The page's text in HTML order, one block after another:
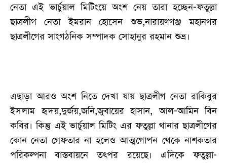
নেতা এই ভার্চুয়াল মিটিংয়ে অংশ নেয় তারা হচ্ছেন-ফতুল্লা
ছাত্রলীগ নেতা ইমরান হোসেন শুভ,নারায়ণগঞ্জ মহানগর
ছাত্রলীগের সাংগঠনিক সম্পাদক সোহানুর রহমান শুভ্র।
এছাড়া আরও অংশ নিতে দেখা যায় ছাত্রলীগ নেতা রাকিবুর
ইসলাম হৃদয়,দুর্জয়,জনি,জুবায়ের হাসান, আল-আমিন বিন
কবির। কিন্তু এই ভার্চুয়াল মিটিং এর ফতুল্লা থানার ছাত্রলীগের
কোন নেতা গ্রেফতার না হলেও আত্মগোপন থেকে নাশকতার
পরিকল্পনা বাস্তবায়নে তৎপর রয়েছে। এদিকে ফতুল্লা-